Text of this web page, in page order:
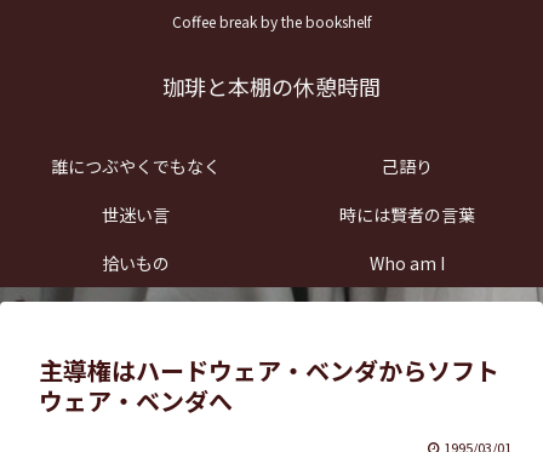
Coffee break by the bookshelf
珈琲と本棚の休憩時間
誰につぶやくでもなく
己語り
世迷い言
時には賢者の言葉
拾いもの
Who am I
主導権はハードウェア・ベンダからソフト
ウェア・ベンダへ
1995/03/01